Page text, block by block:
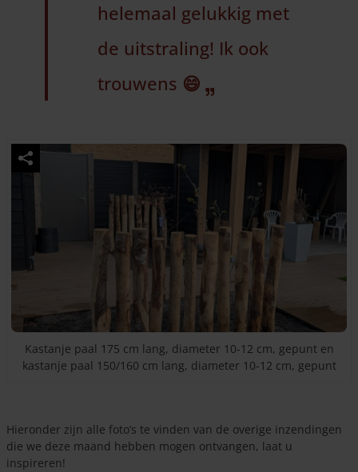
helemaal gelukkig met
de uitstraling! Ik ook
trouwens 😄
Kastanje paal 175 cm lang, diameter 10-12 cm, gepunt en
kastanje paal 150/160 cm lang, diameter 10-12 cm, gepunt
Hieronder zijn alle foto’s te vinden van de overige inzendingen
die we deze maand hebben mogen ontvangen, laat u
inspireren!